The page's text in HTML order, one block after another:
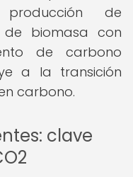
de
biomasa con
de carbono
a la transición
carbono.
clave